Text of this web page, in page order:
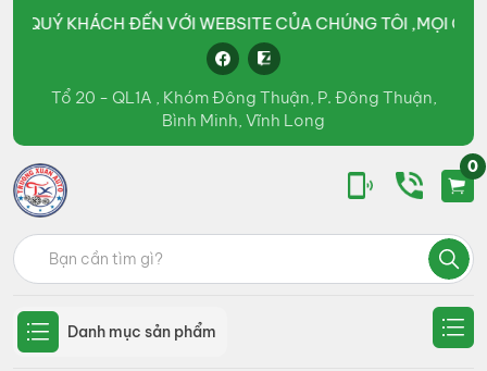
ĐẾN VỚI WEBSITE CỦA CHÚNG TÔI ,MỌI CHI TIẾT VUI
Tổ 20 - QL1A , Khóm Đông Thuận, P. Đông Thuận,
Bình Minh, Vĩnh Long
Ô
tô
Trường
Xuân
Group
kinh
doanh
loại
xe
Tìm
kiếm:
0
Danh mục sản phẩm